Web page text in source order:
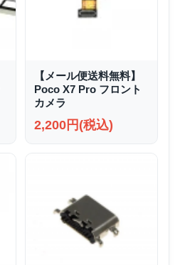
【メール便送料無料】
Poco X7 Pro フロント
カメラ
2,200円(税込)